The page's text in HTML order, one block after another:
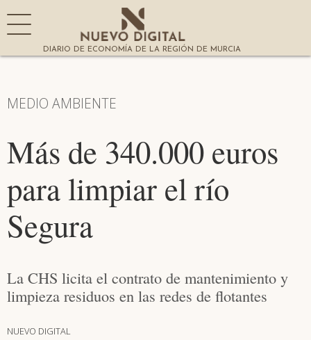
DIARIO DE ECONOMÍA DE LA REGIÓN DE MURCIA
MEDIO AMBIENTE
Más de 340.000 euros
para limpiar el río
Segura
La CHS licita el contrato de mantenimiento y
limpieza residuos en las redes de flotantes
NUEVO DIGITAL